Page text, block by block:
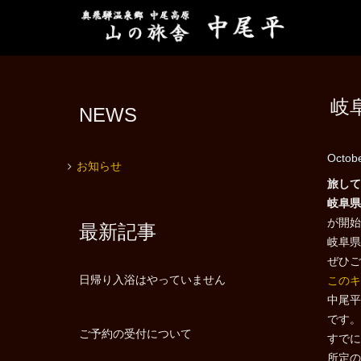
岐
旅し
岐阜
が開
岐阜
ぜひ
この
中尾
です。
すで
所定
NEWS
お知らせ
最新記事
日帰り入浴はやっていません
ご予約の受付について